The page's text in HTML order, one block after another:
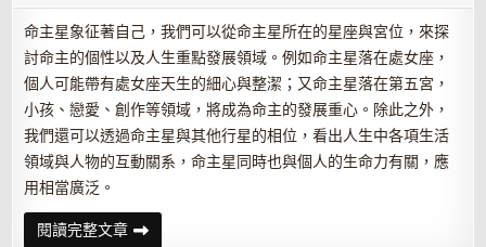
命主星象征著自己，我們可以從命主星所在的星座與宮位，來探
討命主的個性以及人生重點發展領域。例如命主星落在處女座，
個人可能帶有處女座天生的細心與整潔；又命主星落在第五宮，
小孩、戀愛、創作等領域，將成為命主的發展重心。除此之外，
我們還可以透過命主星與其他行星的相位，看出人生中各項生活
領域與人物的互動關系，命主星同時也與個人的生命力有關，應
用相當廣泛。
閱讀完整文章通